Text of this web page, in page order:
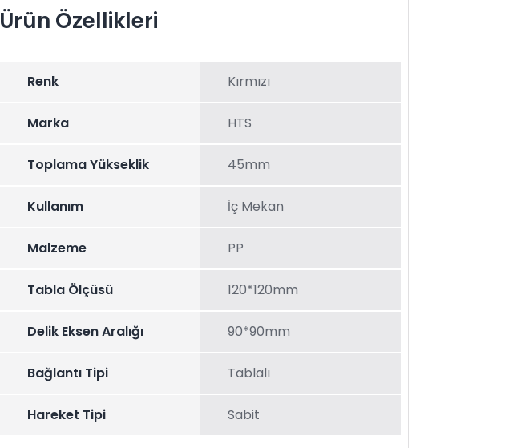
Ürün Özellikleri
Renk Kırmızı
Marka HTS
Toplama Yükseklik 45mm
Kullanım İç Mekan
Malzeme PP
Tabla Ölçüsü 120*120mm
Delik Eksen Aralığı 90*90mm
Bağlantı Tipi Tablalı
Hareket Tipi Sabit